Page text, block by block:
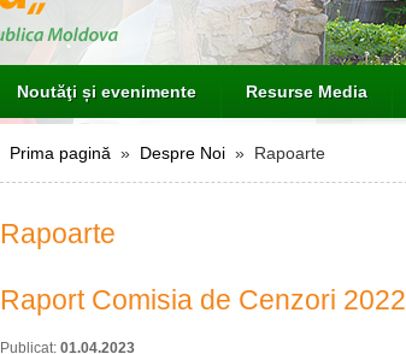
Noutăţi și evenimente Resurse Media
Prima pagină » Despre Noi » Rapoarte
Rapoarte
Raport Comisia de Cenzori 2022
Publicat: 01.04.2023